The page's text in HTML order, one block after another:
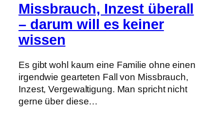
Missbrauch, Inzest überall
– darum will es keiner
wissen
Es gibt wohl kaum eine Familie ohne einen
irgendwie gearteten Fall von Missbrauch,
Inzest, Vergewaltigung. Man spricht nicht
gerne über diese…